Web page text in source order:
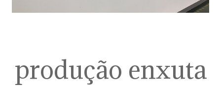
produção enxuta